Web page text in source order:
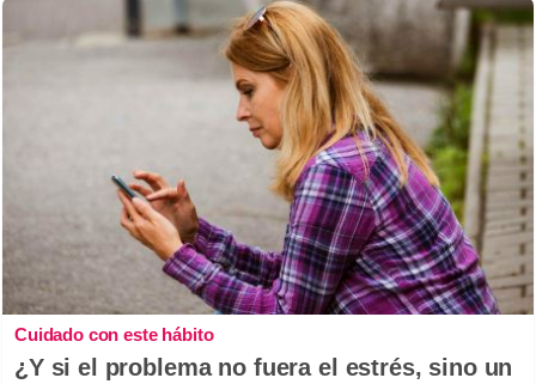
Cuidado con este hábito
¿Y si el problema no fuera el estrés, sino un